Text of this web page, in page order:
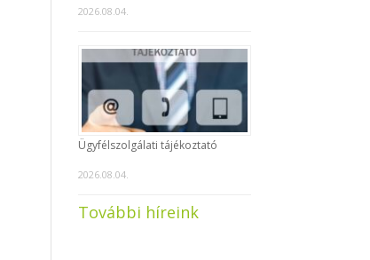
2026.08.04.
Ügyfélszolgálati tájékoztató
2026.08.04.
További híreink